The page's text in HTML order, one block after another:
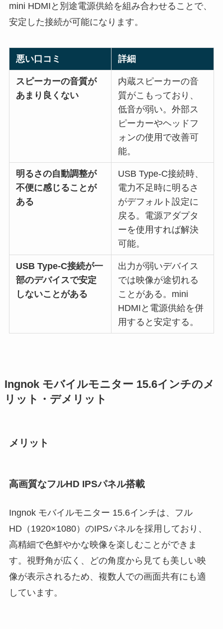
mini HDMIと別途電源供給を組み合わせることで、
安定した接続が可能になります。
悪い口コミ 詳細
スピーカーの音質が
あまり良くない
内蔵スピーカーの音
質がこもっており、
低音が弱い。外部ス
ピーカーやヘッドフ
ォンの使用で改善可
能。
明るさの自動調整が
不便に感じることが
ある
USB Type-C接続時、
電力不足時に明るさ
がデフォルト設定に
戻る。電源アダプタ
ーを使用すれば解決
可能。
USB Type-C接続が一
部のデバイスで安定
しないことがある
出力が弱いデバイス
では映像が途切れる
ことがある。mini
HDMIと電源供給を併
用すると安定する。
Ingnok モバイルモニター 15.6インチのメ
リット・デメリット
メリット
高画質なフルHD IPSパネル搭載
Ingnok モバイルモニター 15.6インチは、フル
HD（1920×1080）のIPSパネルを採用しており、
高精細で色鮮やかな映像を楽しむことができま
す。視野角が広く、どの角度から見ても美しい映
像が表示されるため、複数人での画面共有にも適
しています。